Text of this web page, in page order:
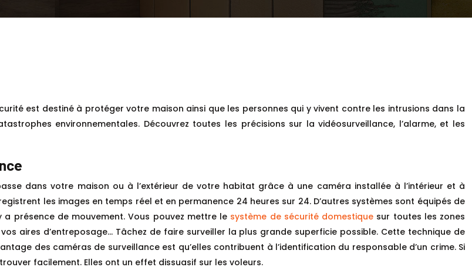
est destiné à protéger votre maison ainsi que les personnes qui y vivent contre les intrusions dans la
environnementales. Découvrez toutes les précisions sur la vidéosurveillance, l’alarme, et les
dans votre maison ou à l’extérieur de votre habitat grâce à une caméra installée à l’intérieur et à
les images en temps réel et en permanence 24 heures sur 24. D’autres systèmes sont équipés de
présence de mouvement. Vous pouvez mettre le système de sécurité domestique sur toutes les zones
aires d’entreposage… Tâchez de faire surveiller la plus grande superficie possible. Cette technique de
des caméras de surveillance est qu’elles contribuent à l’identification du responsable d’un crime. Si
facilement. Elles ont un effet dissuasif sur les voleurs.